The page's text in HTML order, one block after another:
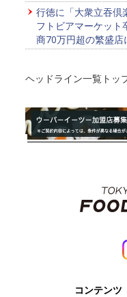
行徳に「大衆立吞倶
フトビアマーケット
商70万円超の繁盛店
ヘッドライン一覧トッ
コンテンツ